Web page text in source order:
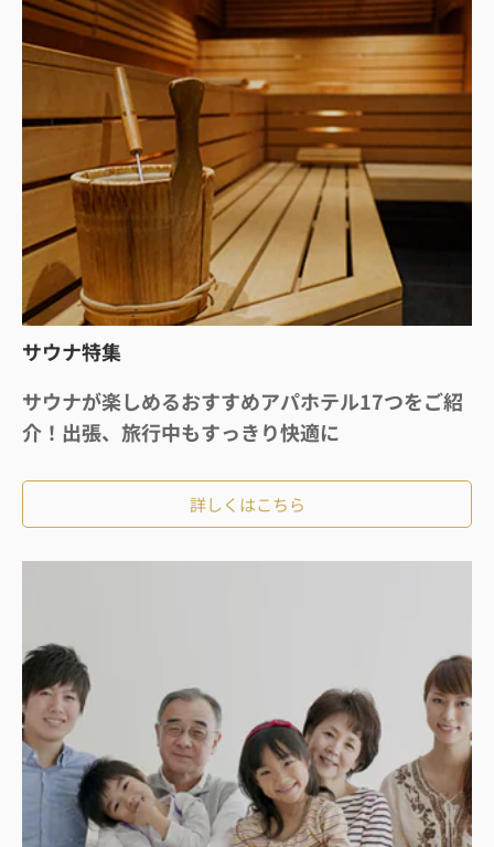
サウナ特集
サウナが楽しめるおすすめアパホテル17つをご紹
介！出張、旅行中もすっきり快適に
詳しくはこちら